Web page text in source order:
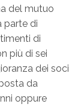
del mutuo
parte di
di
più di sei
dei soci
da
oppure